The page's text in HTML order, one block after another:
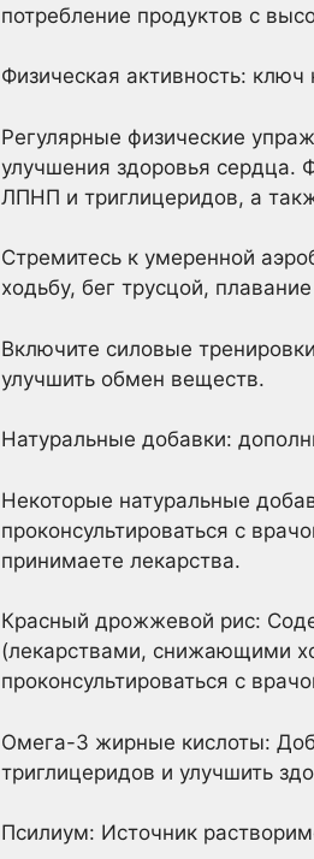
потребление продуктов с
Физическая активность:
Регулярные физические
улучшения здоровья сердца.
ЛПНП и триглицеридов, а
Стремитесь к умеренной
ходьбу, бег трусцой,
Включите силовые
улучшить обмен веществ.
Натуральные добавки:
Некоторые натуральные
проконсультироваться с
принимаете лекарства.
Красный дрожжевой рис:
(лекарствами, снижающими
проконсультироваться с
Омега-3 жирные кислоты:
триглицеридов и улучшить
Псилиум: Источник